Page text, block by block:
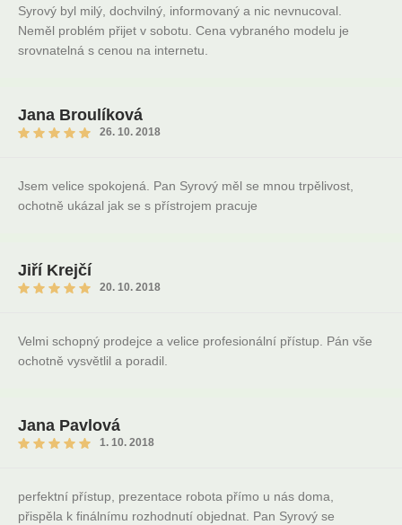
Syrový byl milý, dochvilný, informovaný a nic nevnucoval.
Neměl problém přijet v sobotu. Cena vybraného modelu je
srovnatelná s cenou na internetu.
Jana Broulíková
26. 10. 2018
Jsem velice spokojená. Pan Syrový měl se mnou trpělivost,
ochotně ukázal jak se s přístrojem pracuje
Jiří Krejčí
20. 10. 2018
Velmi schopný prodejce a velice profesionální přístup. Pán vše
ochotně vysvětlil a poradil.
Jana Pavlová
1. 10. 2018
perfektní přístup, prezentace robota přímo u nás doma,
přispěla k finálnímu rozhodnutí objednat. Pan Syrový se